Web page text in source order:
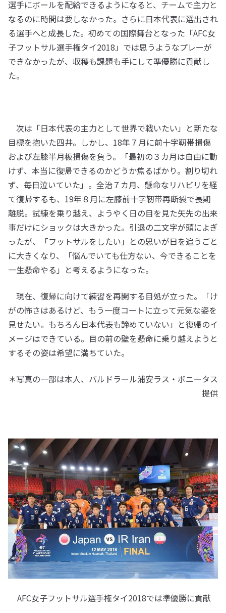
選手にボールを配給できるようになると、チームで主力と
なるのに時間は要しなかった。さらに日本代表に選出され
る選手へと成長した。初めての国際舞台となった「AFC女
子フットサル選手権タイ2018」では思うようなプレーが
できなかったが、収穫も課題も手にして準優勝に貢献し
た。
次は「日本代表の主力として世界で戦いたい」と新たな
目標を抱いた四井。しかし、18年７月に前十字靭帯損傷
および左膝半月板損傷を負う。「最初の３カ月は自由に動
けず、本当に復帰できるのかどうか焦るばかり。割り切れ
ず、毎日泣いていた」。全治７カ月、懸命なリハビリを経
て復帰するも、19年８月に左膝前十字靭帯再断裂で長期
離脱。試練を乗り越え、ようやく日の目を見た矢先の出来
事だけにショックは大きかった。引退の二文字が頭によぎ
ったが、「フットサルをしたい」との思いが日を追うごと
に大きくなり、「悩んでいても仕方ない、今できることを
一生懸命やる」と考えるようになった。
現在、復帰に向けて練習を再開する目処が立った。「け
がの怖さはあるけど、もう一度コートに立って元気な姿を
見せたい。もちろん日本代表も諦めていない」と復帰のイ
メージはできている。目の前の壁を懸命に乗り越えようと
するその姿は希望に満ちていた。
＊写真の一部は本人、バルドラール浦安ラス・ボニータス
提供
AFC女子フットサル選手権タイ2018では準優勝に貢献